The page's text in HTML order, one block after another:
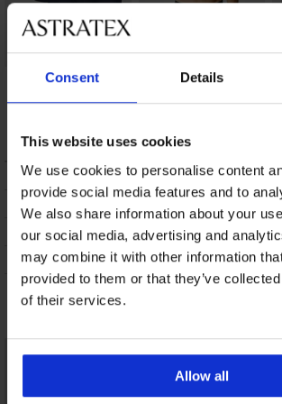
Consent Details
This website uses cookies
We use cookies to personalise content
provide social media features and to
We also share information about your
our social media, advertising and
may combine it with other information
provided to them or that they’ve
of their services.
Allow all
3 PACK boxershorts
Anthony
Katoenen
BESCHRIJVING
VERZENDING EN BETALING
RUILEN
ONDERHOUD EN WASSEN
Misschien vindt u dit